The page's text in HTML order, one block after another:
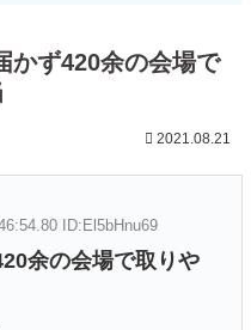
かず420余の会場で
2021.08.21
ID:El5bHnu69
余の会場で取りや